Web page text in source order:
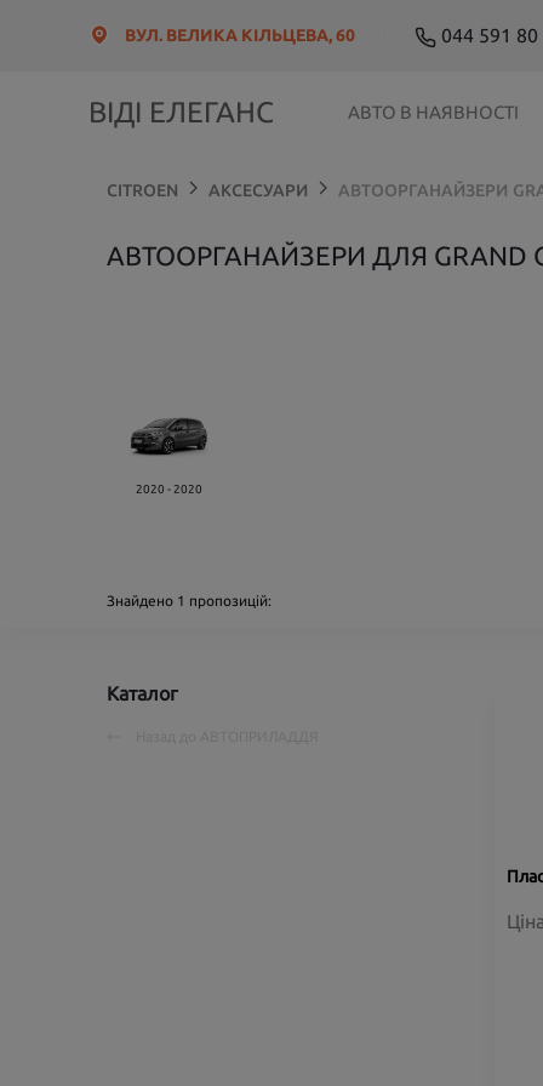
ВУЛ. ВЕЛИКА КІЛЬЦЕВА, 60 044 591 80
ВІДІ ЕЛЕГАНС АВТО В НАЯВНОСТІ
CITROEN АКСЕСУАРИ АВТООРГАНАЙЗЕРИ
АВТООРГАНАЙЗЕРИ ДЛЯ GRAND
2020 - 2020
Знайдено 1 пропозицій:
Каталог